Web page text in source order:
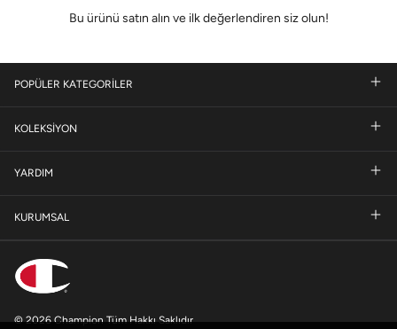
Bu ürünü satın alın ve ilk değerlendiren siz olun!
POPÜLER KATEGORİLER
KOLEKSİYON
YARDIM
KURUMSAL
© 2026 Champion Tüm Hakkı Saklıdır